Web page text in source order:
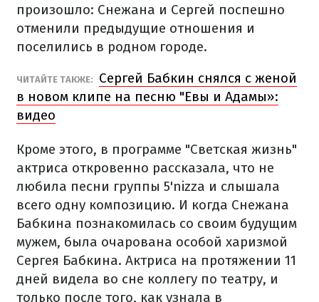
произошло: Снежана и Сергей поспешно
отменили предыдущие отношения и
поселились в родном городе.
ЧИТАЙТЕ ТАКЖЕ:
Сергей Бабкин снялся с женой
в новом клипе на песню "Евы и Адамы»:
видео
Кроме этого, в программе "Светская жизнь"
актриса откровенно рассказала, что не
любила песни группы 5'nizza и слышала
всего одну композицию. И когда Снежана
Бабкина познакомилась со своим будущим
мужем, была очарована особой харизмой
Сергея Бабкина. Актриса на протяжении 11
дней видела во сне коллегу по театру, и
только после того, как узнала в